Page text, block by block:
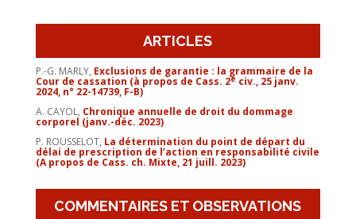
ARTICLES
P.-G. MARLY, Exclusions de garantie : la grammaire de la
Cour de cassation (à propos de Cass. 2e civ., 25 janv.
2024, n° 22-14739, F-B)
A. CAYOL, Chronique annuelle de droit du dommage
corporel (janv.-déc. 2023)
P. ROUSSELOT, La détermination du point de départ du
délai de prescription de l’action en responsabilité civile
(A propos de Cass. ch. Mixte, 21 juill. 2023)
COMMENTAIRES ET OBSERVATIONS